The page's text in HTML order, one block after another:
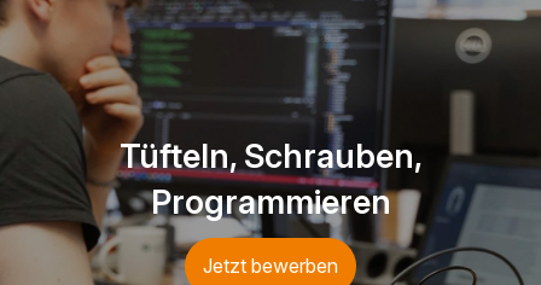
Tüfteln, Schrauben,
Programmieren
Jetzt bewerben